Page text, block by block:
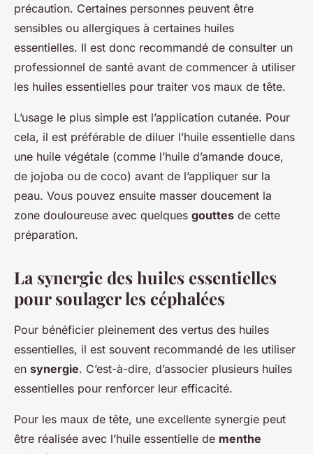
précaution. Certaines personnes peuvent être
sensibles ou allergiques à certaines huiles
essentielles. Il est donc recommandé de consulter un
professionnel de santé avant de commencer à utiliser
les huiles essentielles pour traiter vos maux de tête.
L’usage le plus simple est l’application cutanée. Pour
cela, il est préférable de diluer l’huile essentielle dans
une huile végétale (comme l’huile d’amande douce,
de jojoba ou de coco) avant de l’appliquer sur la
peau. Vous pouvez ensuite masser doucement la
zone douloureuse avec quelques gouttes de cette
préparation.
La synergie des huiles essentielles
pour soulager les céphalées
Pour bénéficier pleinement des vertus des huiles
essentielles, il est souvent recommandé de les utiliser
en synergie. C’est-à-dire, d’associer plusieurs huiles
essentielles pour renforcer leur efficacité.
Pour les maux de tête, une excellente synergie peut
être réalisée avec l’huile essentielle de menthe